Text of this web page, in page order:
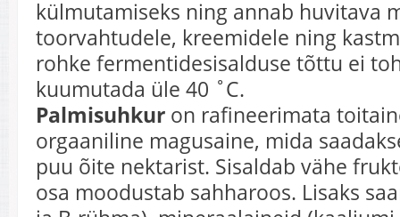
külmutamiseks ning annab huvitava
toorvahtudele, kreemidele ning
rohke fermentidesisalduse tõttu ei
kuumutada üle 40 ˚C.
Palmisuhkur on rafineerimata
orgaaniline magusaine, mida
puu õite nektarist. Sisaldab vähe
osa moodustab sahharoos. Lisaks